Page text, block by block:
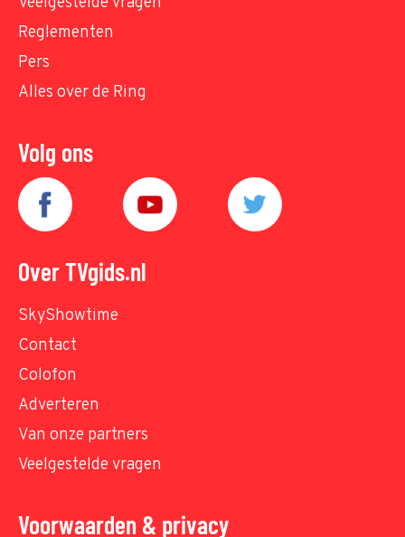
Reglementen
Pers
Alles over de Ring
Volg ons
Over TVgids.nl
SkyShowtime
Contact
Colofon
Adverteren
Van onze partners
Veelgestelde vragen
Voorwaarden & privacy